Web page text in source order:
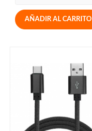
AÑADIR AL CARRITO